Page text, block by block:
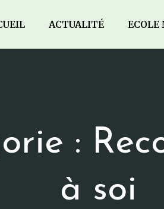
ACTUALITÉ ECOLE
:
à soi